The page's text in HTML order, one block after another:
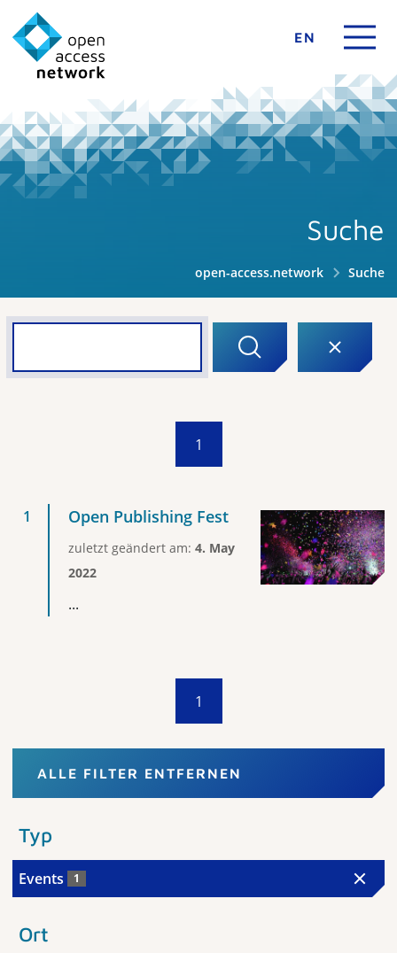
EN
Suche
open-access.network Suche
1
Open Publishing Fest
zuletzt geändert am: 4. May
2022
...
1
ALLE FILTER ENTFERNEN
Typ
Events 1
Ort